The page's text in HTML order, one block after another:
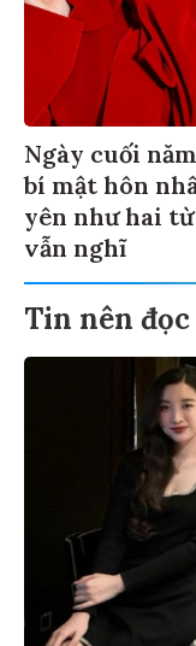
Ngày cuối
bí mật hôn
yên như hai từ
vẫn nghĩ
Tin nên đọc